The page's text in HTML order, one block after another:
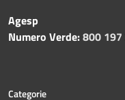
Agesp
Numero Verde:800
Categorie